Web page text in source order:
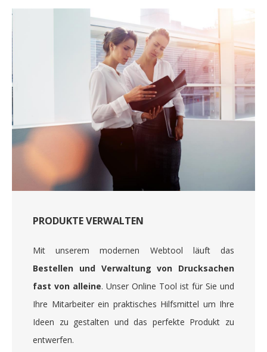
PRODUKTE VERWALTEN
Mit unserem modernen Webtool läuft das
Bestellen und Verwaltung von Drucksachen
fast von alleine. Unser Online Tool ist für Sie und
Ihre Mitarbeiter ein praktisches Hilfsmittel um Ihre
Ideen zu gestalten und das perfekte Produkt zu
entwerfen.